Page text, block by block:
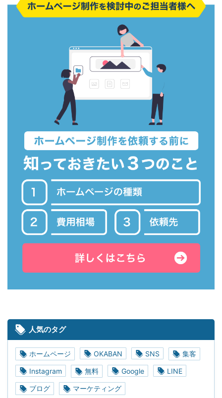
人気のタグ
ホームページ OKABAN SNS 集客
Instagram 無料 Google LINE
ブログ
マーケティング